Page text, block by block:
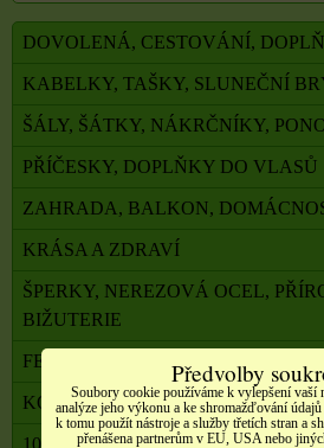
DOVOLENÁ, CESTOVÁNÍ,
KABELKY, TAŠKY, SLUNEČNÍ
ŠÁLY, ŠÁTKY, NÁKRČNÍKY,
PŘÍČESKY, DOPLŇKY DO VLASŮ
ZAHRADA, BALKON,
KRÁSA A ZDRAVÍ
ŠPERKY, NEREZOVÁ OCEL,
BIŽUTERIE
FENG SHUI, ORG. PYRAMIDY,
KOMPONENTY K VÝROBĚ
Předvolby
Soubory cookie používáme k vylepšení vaší
analýze jeho výkonu a ke shromažďování
k tomu použít nástroje a služby třetích stran a
přenášena partnerům v EU, USA nebo